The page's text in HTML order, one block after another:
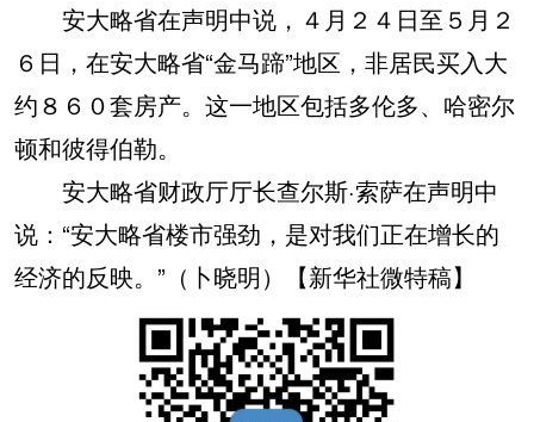
安大略省在声明中说，４月２４日至５月２
６日，在安大略省“金马蹄”地区，非居民买入大
约８６０套房产。这一地区包括多伦多、哈密尔
顿和彼得伯勒。
安大略省财政厅厅长查尔斯·索萨在声明中
说：“安大略省楼市强劲，是对我们正在增长的
经济的反映。”（卜晓明）【新华社微特稿】